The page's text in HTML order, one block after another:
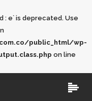
: e` is deprecated. Use
public_html/wp-
on line